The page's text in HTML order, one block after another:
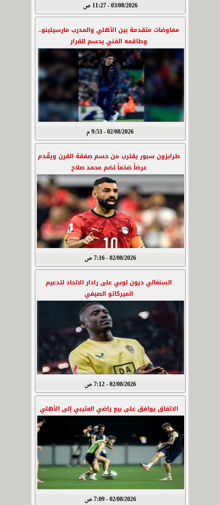
03/08/2026 - 11:27 ص
مفاوضات متقدمة بين الأهلي والمدرب مارسيلينو..
وطاقمه الفني يحسم القرار
02/08/2026 - 9:53 م
طرابزون سبور يقترب من حسم صفقة القرن ويقّدم
عرضاً ضخماً لضم محمد صلاح
02/08/2026 - 7:16 ص
السنغالي ديون لوبي على رادار الاتحاد لتدعيم
الميركاتو الصيفي
02/08/2026 - 7:12 ص
الاتفاق يوافق على بيع راضي العتيبي إلى الأهلي
02/08/2026 - 7:09 ص